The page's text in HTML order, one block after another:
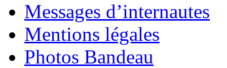
Messages d’internautes
Mentions légales
Photos Bandeau